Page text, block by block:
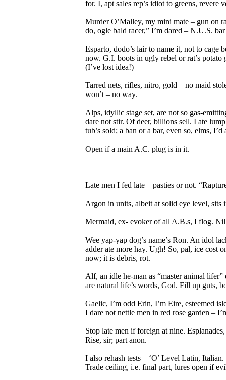
for. I, apt sales rep’s idiot to greens, revere
Murder O’Malley, my mini mate – gun on
do, ogle bald racer,” I’m dared – N.U.S.
Esparto, dodo’s lair to name it, not to cage
now. G.I. boots in ugly rebel or rat’s
(I’ve lost idea!)
Tarred nets, rifles, nitro, gold – no maid
won’t – no way.
Alps, idyllic stage set, are not so gas-
dare not stir. Of deer, billions sell. I ate
tub’s sold; a ban or a bar, even so, elms,
Open if a main A.C. plug is in it.
Late men I fed late – pasties or not.
Argon in units, albeit at solid eye level,
Mermaid, ex- evoker of all A.B.s, I flog.
Wee yap-yap dog’s name’s Ron. An idol
adder ate more hay. Ugh! So, pal, ice cost
now; it is debris, rot.
Alf, an idle he-man as “master animal
are natural life’s words, God. Fill up guts,
Gaelic, I’m odd Erin, I’m Eire, esteemed
I dare not nettle men in red rose garden –
Stop late men if foreign at nine.
Rise, sir; part anon.
I also rehash tests – ‘O’ Level Latin,
Trade ceiling, i.e. final part, lures open if